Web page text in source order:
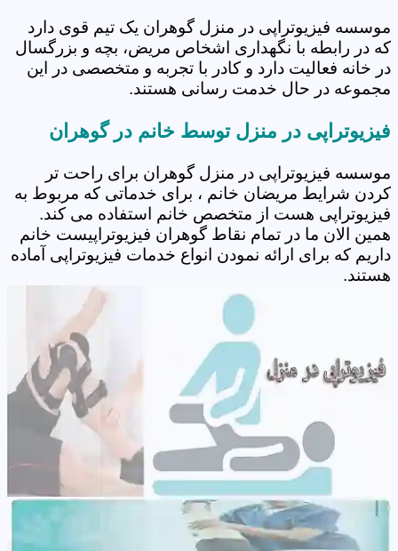
موسسه فیزیوتراپی در منزل گوهران یک تیم قوی دارد
که در رابطه با نگهداری اشخاص مریض، بچه و بزرگسال
در خانه فعالیت دارد و کادر با تجربه و متخصصی در این
مجموعه در حال خدمت رسانی هستند.
فیزیوتراپی در منزل توسط خانم در گوهران
موسسه فیزیوتراپی در منزل گوهران برای راحت تر
کردن شرایط مریضان خانم ، برای خدماتی که مربوط به
فیزیوتراپی هست از متخصص خانم استفاده می کند.
همین الان ما در تمام نقاط گوهران فیزیوتراپیست خانم
داریم که برای ارائه نمودن انواع خدمات فیزیوتراپی آماده
هستند.